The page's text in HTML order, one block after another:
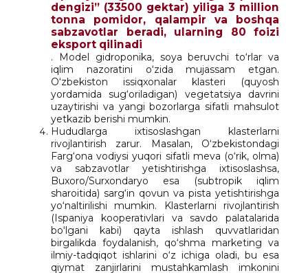
dengizi” (33500 gektar) yiliga 3 million
tonna pomidor, qalampir va boshqa
sabzavotlar beradi, ularning 80 foizi
eksport qilinadi
. Model gidroponika, soya beruvchi to‘rlar va
iqlim nazoratini o‘zida mujassam etgan.
O‘zbekiston issiqxonalar klasteri (quyosh
yordamida sug‘oriladigan) vegetatsiya davrini
uzaytirishi va yangi bozorlarga sifatli mahsulot
yetkazib berishi mumkin.
Hududlarga ixtisoslashgan klasterlarni
rivojlantirish zarur. Masalan, O‘zbekistondagi
Farg‘ona vodiysi yuqori sifatli meva (o‘rik, olma)
va sabzavotlar yetishtirishga ixtisoslashsa,
Buxoro/Surxondaryo esa (subtropik iqlim
sharoitida) sarg‘in qovun va pista yetishtirishga
yo‘naltirilishi mumkin. Klasterlarni rivojlantirish
(Ispaniya kooperativlari va savdo palatalarida
bo‘lgani kabi) qayta ishlash quvvatlaridan
birgalikda foydalanish, qo‘shma marketing va
ilmiy-tadqiqot ishlarini o‘z ichiga oladi, bu esa
qiymat zanjirlarini mustahkamlash imkonini